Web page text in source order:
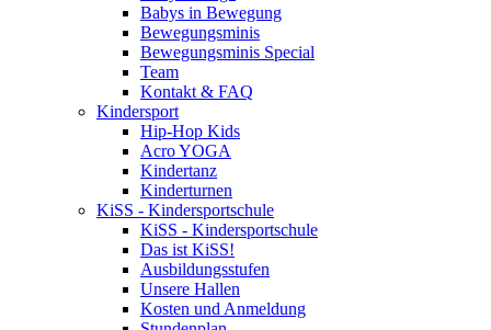
Babys in Bewegung
Bewegungsminis
Bewegungsminis Special
Team
Kontakt & FAQ
Kindersport
Hip-Hop Kids
Acro YOGA
Kindertanz
Kinderturnen
KiSS - Kindersportschule
KiSS - Kindersportschule
Das ist KiSS!
Ausbildungsstufen
Unsere Hallen
Kosten und Anmeldung